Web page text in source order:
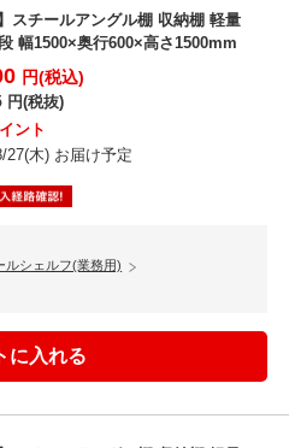
】スチールアングル棚 収納棚 軽量
幅1500×奥行600×高さ1500mm
円(税込)
円(税抜)
ント
27(木) お届け予定
ルシェルフ(業務用)